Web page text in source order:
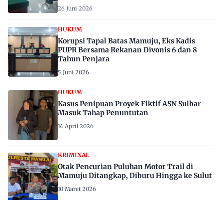
26 Juni 2026
HUKUM
Korupsi Tapal Batas Mamuju, Eks Kadis
PUPR Bersama Rekanan Divonis 6 dan 8
Tahun Penjara
5 Juni 2026
HUKUM
Kasus Penipuan Proyek Fiktif ASN Sulbar
Masuk Tahap Penuntutan
14 April 2026
KRIMINAL
Otak Pencurian Puluhan Motor Trail di
Mamuju Ditangkap, Diburu Hingga ke Sulut
10 Maret 2026